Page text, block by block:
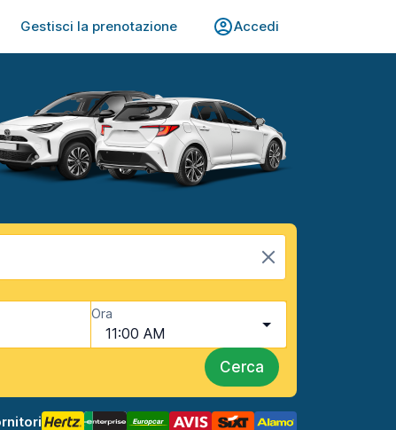
Gestisci la prenotazione Accedi
Ora
11:00 AM
Cerca